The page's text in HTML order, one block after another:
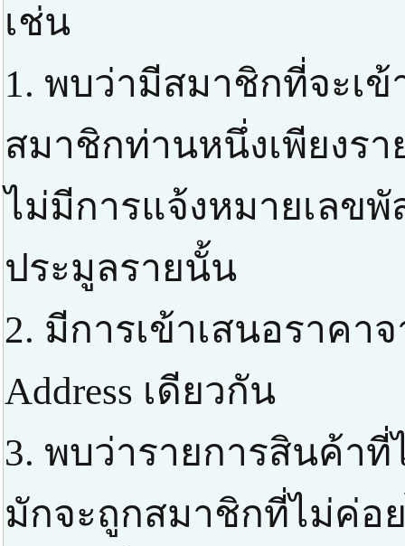
เช่น
1. พบว่ามีสมาชิกที่จะเ
สมาชิกท่านหนึ่งเพียงรา
ไม่มีการแจ้งหมายเลข
ประมูลรายนั้น
2. มีการเข้าเสนอราคา
Address เดียวกัน
3. พบว่ารายการสินค้า
มักจะถูกสมาชิกที่ไม่ค่อ